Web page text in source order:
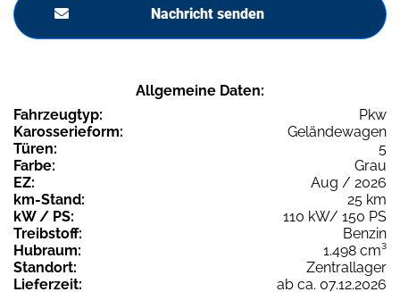
Nachricht senden
Allgemeine Daten:
Fahrzeugtyp:
Pkw
Karosserieform:
Geländewagen
Türen:
5
Farbe:
Grau
EZ:
Aug / 2026
km-Stand:
25 km
kW / PS:
110 kW/ 150 PS
Treibstoff:
Benzin
Hubraum:
1.498 cm³
Standort:
Zentrallager
Lieferzeit:
ab ca. 07.12.2026